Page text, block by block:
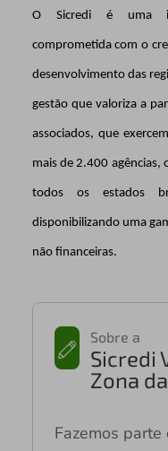
O Sicredi é uma
comprometida com o
desenvolvimento das
gestão que valoriza a
associados, que
mais de 2.400 agências,
todos os estados
disponibilizando uma
não financeiras.
Sobre a
Sicredi
Zona
Fazemos parte